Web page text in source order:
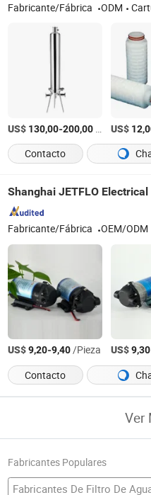
Fabricante/Fábrica ODM Cartucho de
US$ 130,00-200,00 US$
Contacto
Shanghai JETFLO Electrical
Fabricante/Fábrica OEM/ODM
US$9,20-9,40/Pieza US$9,30
Contacto
Ver
Fabricantes Populares
Fabricantes De Filtro De